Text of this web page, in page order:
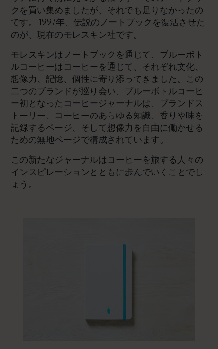
クを買い集めましたが、それでも足りなかったの
です。 1997年、伝説のノートブックを復活させた
のが、現在のモレスキン社です。
モレスキンはノートブックを通じて、ブルーボト
ルコーヒーはコーヒーを通じて、それぞれ文化、
想像力、記憶、個性に寄り添ってきました。この
二つのブランドが巡り会い、ブルーボトルコーヒ
ー初となったコーヒージャーナルは、ブランドス
トーリー、コーヒーのあらゆる知識、香りや味を
記録するページ、そして想像力を自由に働かせる
ための無地ページで構成されています。
この新たなジャーナルはコーヒーを旅する人々の
インスピレーションとともに歩んでいくことでし
ょう。